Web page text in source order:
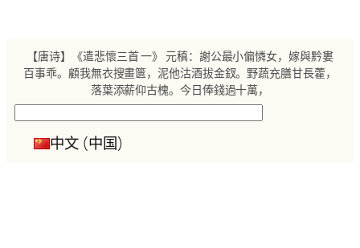
【唐诗】《遣悲懷三首 一》 元稹：謝公最小偏憐女，嫁與黔婁
百事乖。顧我無衣搜畫篋，泥他沽酒拔金釵。野蔬充膳甘長藿，
落葉添薪仰古槐。今日俸錢過十萬，
中文 (中国)